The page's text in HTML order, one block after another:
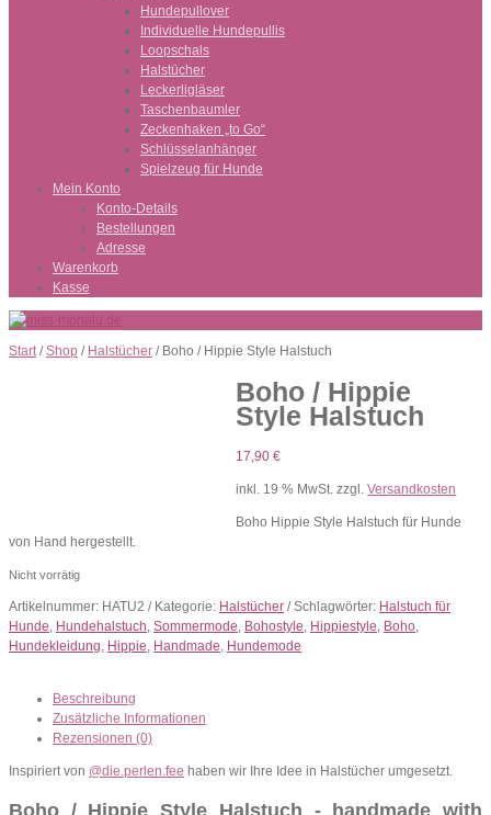
Hundepullover
Individuelle Hundepullis
Loopschals
Halstücher
Leckerligläser
Taschenbaumler
Zeckenhaken „to Go“
Schlüsselanhänger
Spielzeug für Hunde
Mein Konto
Konto-Details
Bestellungen
Adresse
Warenkorb
Kasse
Start/Shop / Halstücher / Boho / Hippie Style Halstuch
Boho / Hippie
Style Halstuch
17,90€
inkl. 19 % MwSt. zzgl.Versandkosten
Boho Hippie Style Halstuch für Hunde
von Hand hergestellt.
Nicht vorrätig
Artikelnummer: HATU2 Kategorie: Halstücher Schlagwörter: Halstuch für
Hunde Hundehalstuch Sommermode Bohostyle Hippiestyle Boho
Hundekleidung Hippie Handmade Hundemode
Beschreibung
Zusätzliche Informationen
Rezensionen (0)
Inspiriert von @die.perlen.fee haben wir Ihre Idee in Halstücher umgesetzt.
Boho / Hippie Style Halstuch - handmade with